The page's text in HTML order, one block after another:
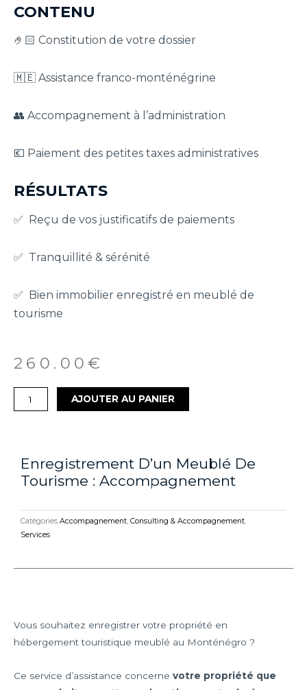
CONTENU
🤌🏻 Constitution de votre dossier
🇲🇪 Assistance franco-monténégrine
👥 Accompagnement à l’administration
💶 Paiement des petites taxes administratives
RÉSULTATS
✅ Reçu de vos justificatifs de paiements
✅ Tranquillité & sérénité
✅ Bien immobilier enregistré en meublé de
tourisme
260.00€
AJOUTER AU PANIER
Enregistrement D’un Meublé De
Tourisme : Accompagnement
Catégories Accompagnement, Consulting & Accompagnement,
Services
Vous souhaitez enregistrer votre propriété en
hébergement touristique meublé au Monténégro ?
Ce service d’assistance concerne votre propriété que